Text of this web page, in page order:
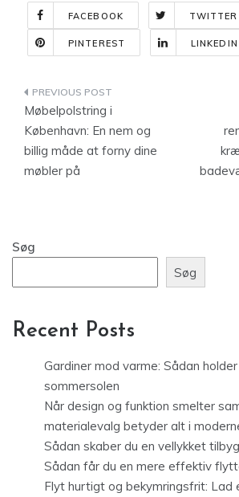
FACEBOOK TWITTER
PINTEREST LINKEDIN
Indlægsnavigation
Møbelpolstring i
København: En nem og
billig måde at forny dine
møbler på
Søg
Søg
Recent Posts
Gardiner mod varme: Sådan
sommersolen
Når design og funktion smelter
materialevalg betyder alt i
Sådan skaber du en vellykket
Sådan får du en mere effektiv
Flyt hurtigt og bekymringsfrit: